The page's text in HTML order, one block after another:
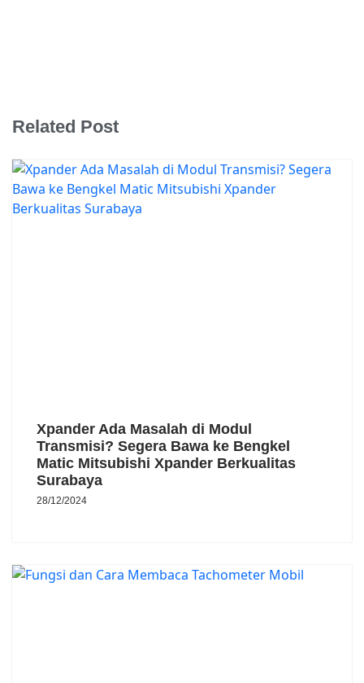
Related Post
Xpander Ada Masalah di Modul
Transmisi? Segera Bawa ke Bengkel
Matic Mitsubishi Xpander Berkualitas
Surabaya
28/12/2024